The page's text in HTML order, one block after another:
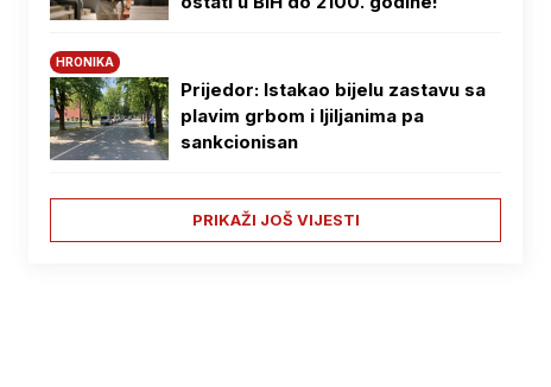
HRONIKA
Prijedor: Istakao bijelu zastavu sa
plavim grbom i ljiljanima pa
sankcionisan
PRIKAŽI JOŠ VIJESTI